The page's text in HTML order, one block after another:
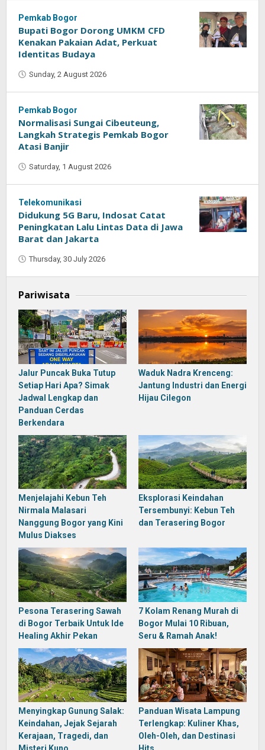
Pemkab Bogor
Bupati Bogor Dorong UMKM CFD
Kenakan Pakaian Adat, Perkuat
Identitas Budaya
Sunday, 2 August 2026
Pemkab Bogor
Normalisasi Sungai Cibeuteung,
Langkah Strategis Pemkab Bogor
Atasi Banjir
Saturday, 1 August 2026
Telekomunikasi
Didukung 5G Baru, Indosat Catat
Peningkatan Lalu Lintas Data di Jawa
Barat dan Jakarta
Thursday, 30 July 2026
Pariwisata
Jalur Puncak Buka Tutup
Setiap Hari Apa? Simak
Jadwal Lengkap dan
Panduan Cerdas
Berkendara
Waduk Nadra Krenceng:
Jantung Industri dan Energi
Hijau Cilegon
Menjelajahi Kebun Teh
Nirmala Malasari
Nanggung Bogor yang Kini
Mulus Diakses
Eksplorasi Keindahan
Tersembunyi: Kebun Teh
dan Terasering Bogor
Pesona Terasering Sawah
di Bogor Terbaik Untuk Ide
Healing Akhir Pekan
7 Kolam Renang Murah di
Bogor Mulai 10 Ribuan,
Seru & Ramah Anak!
Menyingkap Gunung Salak:
Keindahan, Jejak Sejarah
Kerajaan, Tragedi, dan
Panduan Wisata Lampung
Terlengkap: Kuliner Khas,
Oleh-Oleh, dan Destinasi